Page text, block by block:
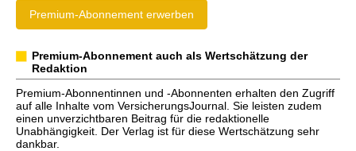
Premium-Abonnement erwerben
Premium-Abonnement auch als Wertschätzung der
Redaktion
Premium-Abonnentinnen und -Abonnenten erhalten den Zugriff
auf alle Inhalte vom VersicherungsJournal. Sie leisten zudem
einen unverzichtbaren Beitrag für die redaktionelle
Unabhängigkeit. Der Verlag ist für diese Wertschätzung sehr
dankbar.